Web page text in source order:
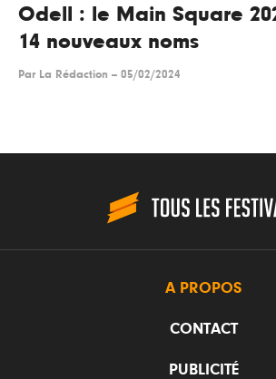
Odell : le Main Square
14 nouveaux noms
Par La Rédaction -- 05/02/2024
A PROPOS
CONTACT
PUBLICITÉ